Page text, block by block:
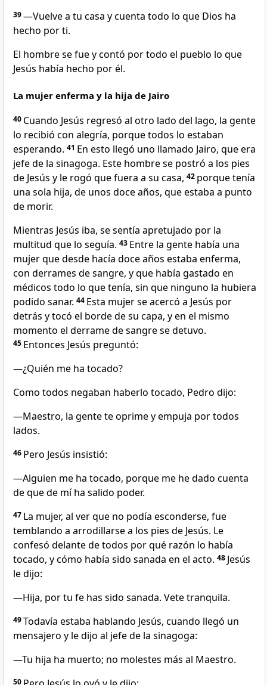
39—Vuelve a tu casa y cuenta todo lo que Dios ha
hecho por ti.
El hombre se fue y contó por todo el pueblo lo que
Jesús había hecho por él.
La mujer enferma y la hija de Jairo
40 Cuando Jesús regresó al otro lado del lago, la gente
lo recibió con alegría, porque todos lo estaban
esperando. 41 En esto llegó uno llamado Jairo, que era
jefe de la sinagoga. Este hombre se postró a los pies
de Jesús y le rogó que fuera a su casa, 42 porque tenía
una sola hija, de unos doce años, que estaba a punto
de morir.
Mientras Jesús iba, se sentía apretujado por la
multitud que lo seguía. 43 Entre la gente había una
mujer que desde hacía doce años estaba enferma,
con derrames de sangre, y que había gastado en
médicos todo lo que tenía, sin que ninguno la hubiera
podido sanar. 44 Esta mujer se acercó a Jesús por
detrás y tocó el borde de su capa, y en el mismo
momento el derrame de sangre se detuvo.
45 Entonces Jesús preguntó:
—¿Quién me ha tocado?
Como todos negaban haberlo tocado, Pedro dijo:
—Maestro, la gente te oprime y empuja por todos
lados.
46 Pero Jesús insistió:
—Alguien me ha tocado, porque me he dado cuenta
de que de mí ha salido poder.
47 La mujer, al ver que no podía esconderse, fue
temblando a arrodillarse a los pies de Jesús. Le
confesó delante de todos por qué razón lo había
tocado, y cómo había sido sanada en el acto. 48 Jesús
le dijo:
—Hija, por tu fe has sido sanada. Vete tranquila.
49Todavía estaba hablando Jesús, cuando llegó un
mensajero y le dijo al jefe de la sinagoga:
—Tu hija ha muerto; no molestes más al Maestro.
50